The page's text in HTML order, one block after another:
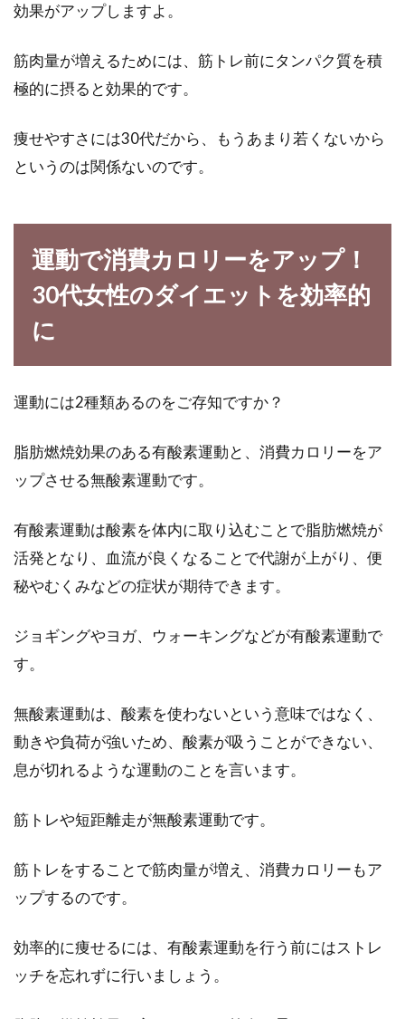
効果がアップしますよ。
筋肉量が増えるためには、筋トレ前にタンパク質を積
極的に摂ると効果的です。
痩せやすさには30代だから、もうあまり若くないから
というのは関係ないのです。
運動で消費カロリーをアップ！
30代女性のダイエットを効率的
に
運動には2種類あるのをご存知ですか？
脂肪燃焼効果のある有酸素運動と、消費カロリーをア
ップさせる無酸素運動です。
有酸素運動は酸素を体内に取り込むことで脂肪燃焼が
活発となり、血流が良くなることで代謝が上がり、便
秘やむくみなどの症状が期待できます。
ジョギングやヨガ、ウォーキングなどが有酸素運動で
す。
無酸素運動は、酸素を使わないという意味ではなく、
動きや負荷が強いため、酸素が吸うことができない、
息が切れるような運動のことを言います。
筋トレや短距離走が無酸素運動です。
筋トレをすることで筋肉量が増え、消費カロリーもア
ップするのです。
効率的に痩せるには、有酸素運動を行う前にはストレ
ッチを忘れずに行いましょう。